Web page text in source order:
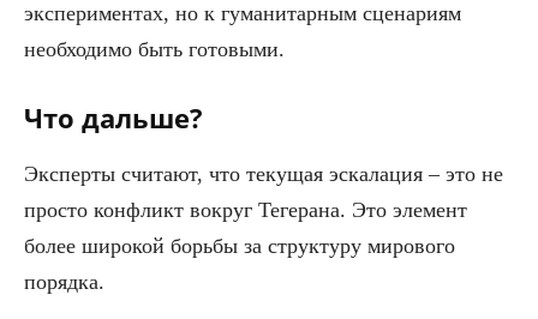
экспериментах, но к гуманитарным сценариям
необходимо быть готовыми.
Что дальше?
Эксперты считают, что текущая эскалация – это не
просто конфликт вокруг Тегерана. Это элемент
более широкой борьбы за структуру мирового
порядка.